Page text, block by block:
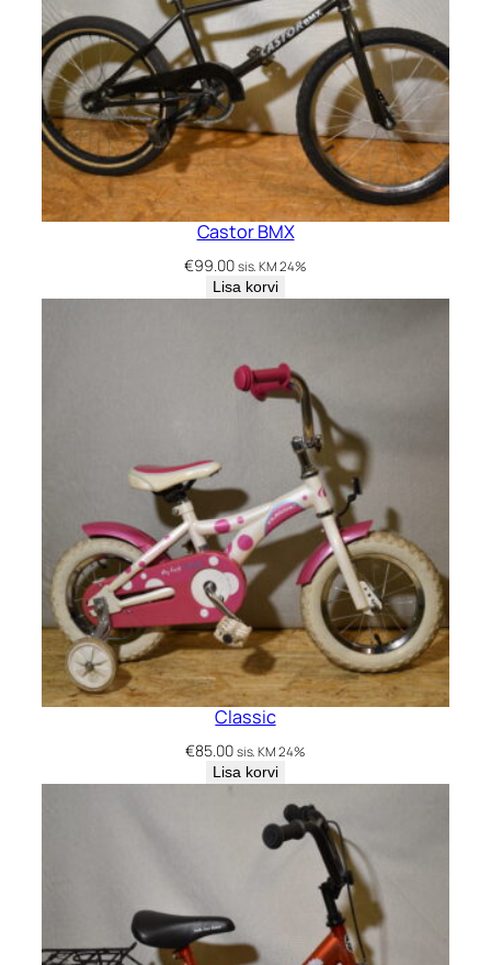
Castor BMX
€99.00 sis. KM 24%
Lisa korvi
Classic
€85.00 sis. KM 24%
Lisa korvi